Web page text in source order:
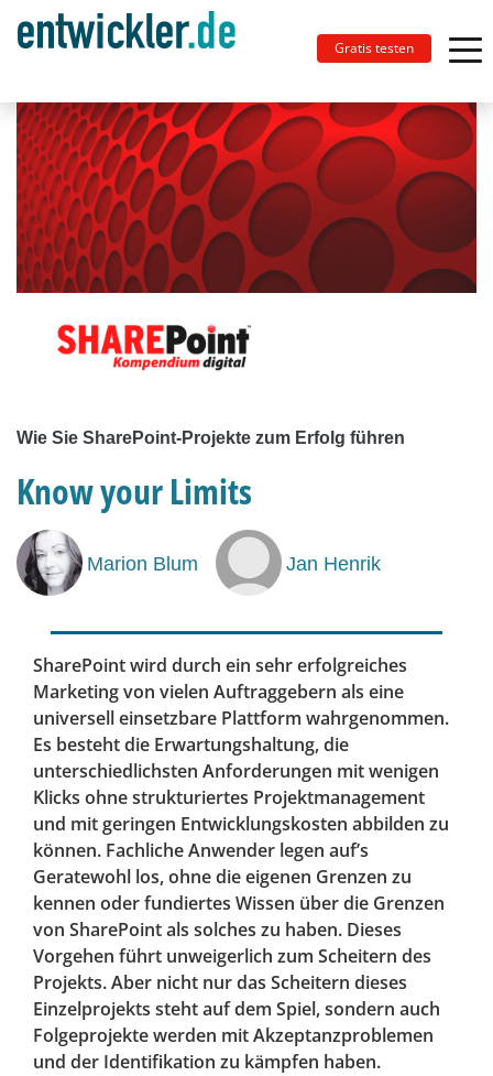
Gratis testen
Wie Sie SharePoint-Projekte zum Erfolg führen
Know your Limits
Marion Blum Jan Henrik
SharePoint wird durch ein sehr erfolgreiches
Marketing von vielen Auftraggebern als eine
universell einsetzbare Plattform wahrgenommen.
Es besteht die Erwartungshaltung, die
unterschiedlichsten Anforderungen mit wenigen
Klicks ohne strukturiertes Projektmanagement
und mit geringen Entwicklungskosten abbilden zu
können. Fachliche Anwender legen auf’s
Geratewohl los, ohne die eigenen Grenzen zu
kennen oder fundiertes Wissen über die Grenzen
von SharePoint als solches zu haben. Dieses
Vorgehen führt unweigerlich zum Scheitern des
Projekts. Aber nicht nur das Scheitern dieses
Einzelprojekts steht auf dem Spiel, sondern auch
Folgeprojekte werden mit Akzeptanzproblemen
und der Identifikation zu kämpfen haben.